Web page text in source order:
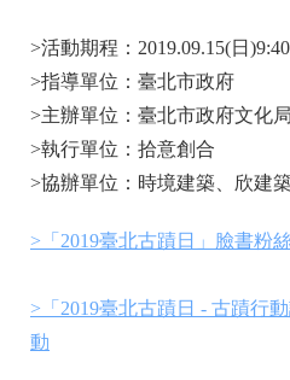
>活動期程：2019.09.15(日
>指導單位：臺北市政府
>主辦單位：臺北市政府文化局
>執行單位：拾意創合
>協辦單位：時境建築、欣建
> 「2019臺北古蹟日」臉書粉
> 「2019臺北古蹟日 - 古蹟行
動